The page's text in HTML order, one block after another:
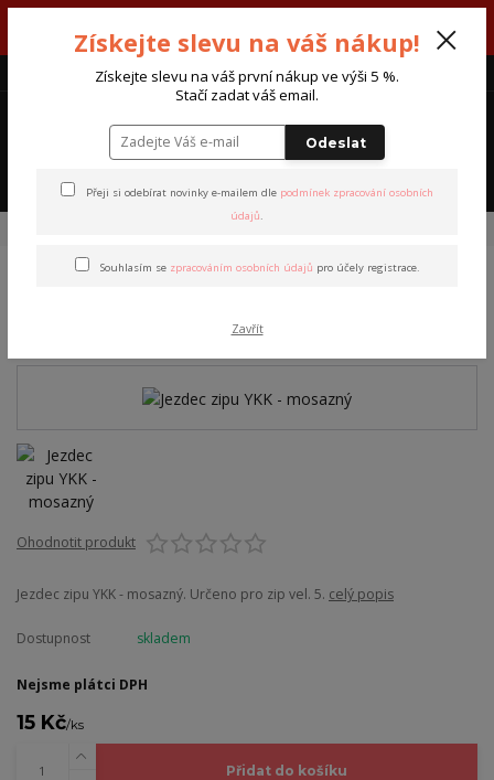
od 7:00 do 15:30 hodin.
CZK
Ohodnotit produkt
Jezdec zipu YKK - mosazný. Určeno pro zip vel. 5. celý popis
Dostupnost skladem
Nejsme plátci DPH
15 Kč/ks
Přidat do košíku
Získejte slevu na váš nákup!
Získejte slevu na váš první nákup ve výši 5 %.
Stačí zadat váš email.
Odeslat
Přeji si odebírat novinky e-mailem dle podmínek zpracování osobních
údajů.
Souhlasím se zpracováním osobních údajů pro účely registrace.
Zavřít